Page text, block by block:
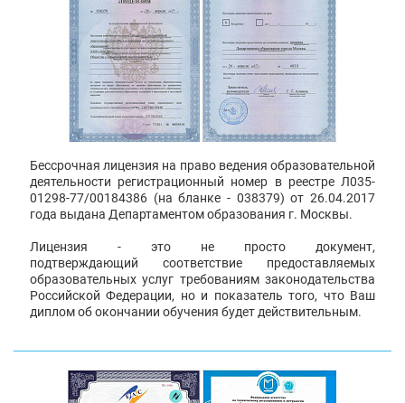
Бессрочная лицензия на право ведения образовательной
деятельности регистрационный номер в реестре Л035-
01298-77/00184386 (на бланке - 038379) от 26.04.2017
года выдана Департаментом образования г. Москвы.
Лицензия - это не просто документ,
подтверждающий соответствие предоставляемых
образовательных услуг требованиям законодательства
Российской Федерации, но и показатель того, что Ваш
диплом об окончании обучения будет действительным.